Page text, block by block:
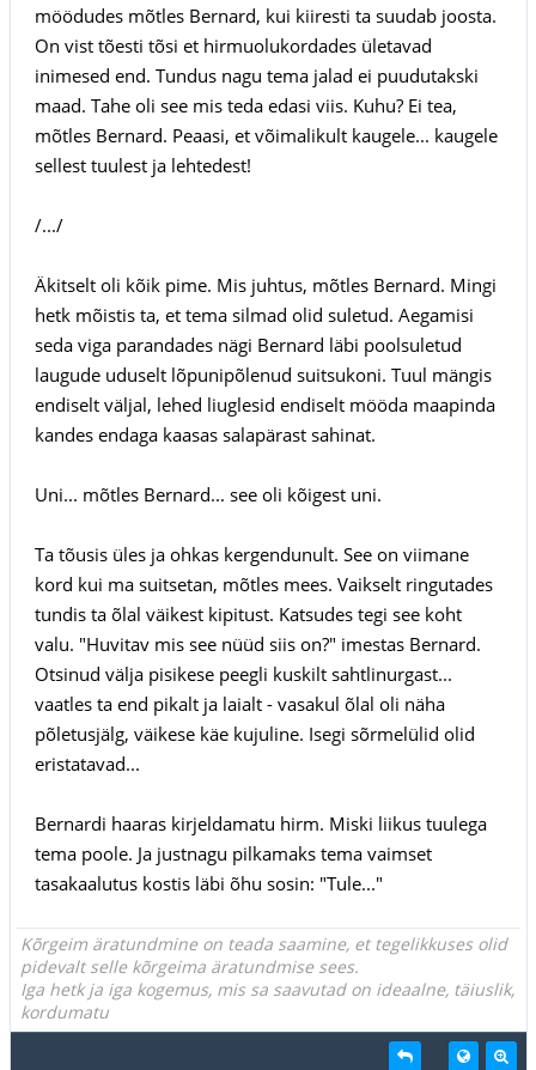
möödudes mõtles Bernard, kui kiiresti ta suudab joosta.
On vist tõesti tõsi et hirmuolukordades ületavad
inimesed end. Tundus nagu tema jalad ei puudutakski
maad. Tahe oli see mis teda edasi viis. Kuhu? Ei tea,
mõtles Bernard. Peaasi, et võimalikult kaugele... kaugele
sellest tuulest ja lehtedest!
/.../
Äkitselt oli kõik pime. Mis juhtus, mõtles Bernard. Mingi
hetk mõistis ta, et tema silmad olid suletud. Aegamisi
seda viga parandades nägi Bernard läbi poolsuletud
laugude uduselt lõpunipõlenud suitsukoni. Tuul mängis
endiselt väljal, lehed liuglesid endiselt mööda maapinda
kandes endaga kaasas salapärast sahinat.
Uni... mõtles Bernard... see oli kõigest uni.
Ta tõusis üles ja ohkas kergendunult. See on viimane
kord kui ma suitsetan, mõtles mees. Vaikselt ringutades
tundis ta õlal väikest kipitust. Katsudes tegi see koht
valu. "Huvitav mis see nüüd siis on?" imestas Bernard.
Otsinud välja pisikese peegli kuskilt sahtlinurgast...
vaatles ta end pikalt ja laialt - vasakul õlal oli näha
põletusjälg, väikese käe kujuline. Isegi sõrmelülid olid
eristatavad...
Bernardi haaras kirjeldamatu hirm. Miski liikus tuulega
tema poole. Ja justnagu pilkamaks tema vaimset
tasakaalutus kostis läbi õhu sosin: "Tule..."
Kõrgeim äratundmine on teada saamine, et tegelikkuses olid
pidevalt selle kõrgeima äratundmise sees.
Iga hetk ja iga kogemus, mis sa saavutad on ideaalne, täiuslik,
kordumatu